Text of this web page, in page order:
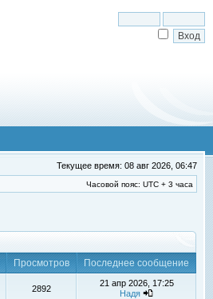
Текущее время: 08 авг 2026, 06:47
Часовой пояс: UTC + 3 часа
Просмотров
Последнее сообщение
2892
21 апр 2026, 17:25
Надя